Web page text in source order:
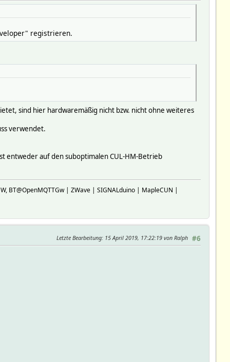
registrieren.
sind hier hardwaremäßig nicht bzw. nicht ohne weiteres
verwendet.
entweder auf den suboptimalen CUL-HM-Betrieb
BT@OpenMQTTGw | ZWave | SIGNALduino | MapleCUN |
#6
Letzte Bearbeitung: 15 April 2019, 17:22:19 von Ralph